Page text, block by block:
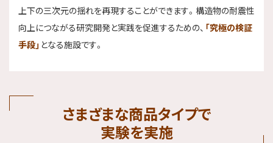
上下の三次元の揺れを再現することができます。構造物の耐震性
向上につながる研究開発と実践を促進するための、 「究極の検証
手段」 となる施設です。
さまざまな商品タイプで
実験を実施